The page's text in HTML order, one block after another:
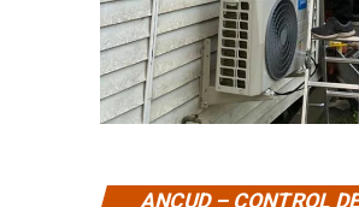
ANCUD – CONTROL